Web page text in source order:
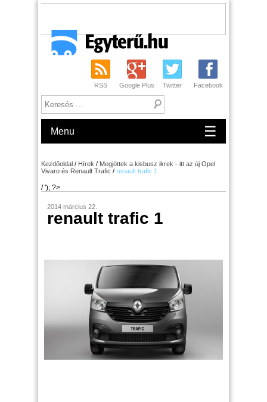
RSS Google Plus Twitter Facebook
Menu ☰
Kezdőoldal / Hírek / Megjöttek a kisbusz ikrek - itt az új Opel
Vivaro és Renault Trafic / renault trafic 1
/ '); ?>
2014 március 22.
renault trafic 1